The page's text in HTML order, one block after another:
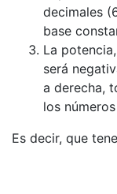
decimales
base
La
será
a derecha,
los
Es decir, que